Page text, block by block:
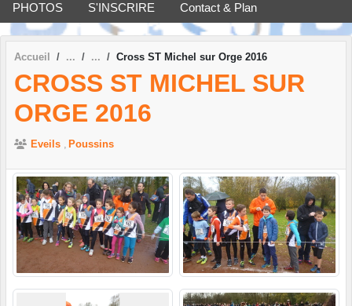
PHOTOS S'INSCRIRE Contact & Plan
Accueil Cross ST Michel sur Orge 2016
CROSS ST MICHEL SUR
ORGE 2016
Eveils Poussins